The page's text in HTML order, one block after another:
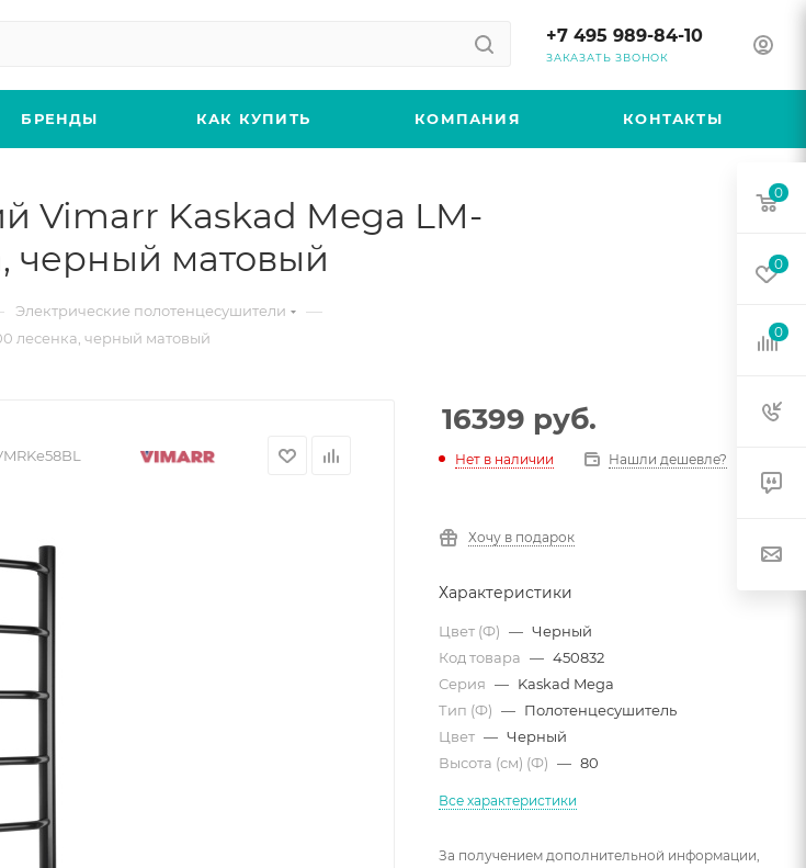
+7 495 989-84-10
ЗАКАЗАТЬ ЗВОНОК
БРЕНДЫ КАК КУПИТЬ КОМПАНИЯ КОНТАКТЫ
Vimarr Kaskad Mega LM-
черный матовый
Электрические полотенцесушители —
лесенка, черный матовый
16399 руб.
Нет в наличии Нашли дешевле?
Хочу в подарок
Характеристики
Цвет (Ф) — Черный
Код товара — 450832
Серия — Kaskad Mega
Тип (Ф) — Полотенцесушитель
Цвет — Черный
Высота (см) (Ф) — 80
Все характеристики
За получением дополнительной информации,
0
0
0